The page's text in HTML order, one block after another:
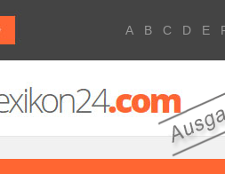
A B C D E